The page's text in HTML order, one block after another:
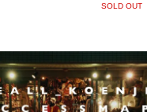
SOLD OUT